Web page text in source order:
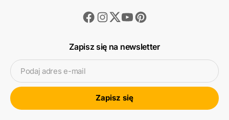
Facebook
Instagram
TwitterYoutubePinterest
Zapisz się na newsletter
Podaj adres e-mail
Zapisz się